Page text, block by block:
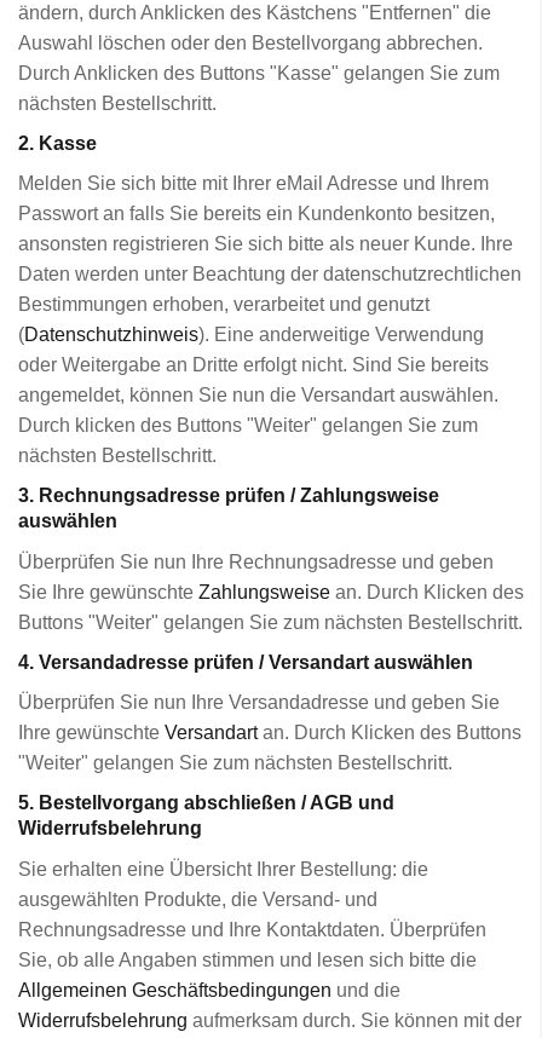
ändern, durch Anklicken des Kästchens "Entfernen" die
Auswahl löschen oder den Bestellvorgang abbrechen.
Durch Anklicken des Buttons "Kasse" gelangen Sie zum
nächsten Bestellschritt.
2. Kasse
Melden Sie sich bitte mit Ihrer eMail Adresse und Ihrem
Passwort an falls Sie bereits ein Kundenkonto besitzen,
ansonsten registrieren Sie sich bitte als neuer Kunde. Ihre
Daten werden unter Beachtung der datenschutzrechtlichen
Bestimmungen erhoben, verarbeitet und genutzt
(Datenschutzhinweis). Eine anderweitige Verwendung
oder Weitergabe an Dritte erfolgt nicht. Sind Sie bereits
angemeldet, können Sie nun die Versandart auswählen.
Durch klicken des Buttons "Weiter" gelangen Sie zum
nächsten Bestellschritt.
3. Rechnungsadresse prüfen / Zahlungsweise
auswählen
Überprüfen Sie nun Ihre Rechnungsadresse und geben
Sie Ihre gewünschte Zahlungsweise an. Durch Klicken des
Buttons "Weiter" gelangen Sie zum nächsten Bestellschritt.
4. Versandadresse prüfen / Versandart auswählen
Überprüfen Sie nun Ihre Versandadresse und geben Sie
Ihre gewünschte Versandartan. Durch Klicken des Buttons
"Weiter" gelangen Sie zum nächsten Bestellschritt.
5. Bestellvorgang abschließen / AGB und
Widerrufsbelehrung
Sie erhalten eine Übersicht Ihrer Bestellung: die
ausgewählten Produkte, die Versand- und
Rechnungsadresse und Ihre Kontaktdaten. Überprüfen
Sie, ob alle Angaben stimmen und lesen sich bitte die
Allgemeinen Geschäftsbedingungen und die
Widerrufsbelehrung aufmerksam durch. Sie können mit der